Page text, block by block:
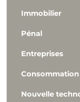
Immobilier
Pénal
Entreprises
Consommation
Nouvelle